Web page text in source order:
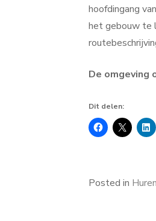
hoofdingang
het gebouw te
De omgeving
Dit delen:
Posted in Huren